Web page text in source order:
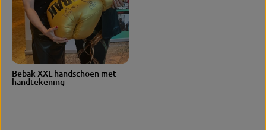
GROO
TTE
65 cm
Bebak XXL handschoen met
handtekening